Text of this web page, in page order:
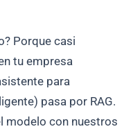
Porque casi
tu empresa
para
pasa por RAG.
modelo con nuestros